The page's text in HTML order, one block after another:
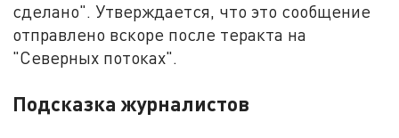
сделано". Утверждается, что это сообщение
отправлено вскоре после теракта на
"Северных потоках".
Подсказка журналистов